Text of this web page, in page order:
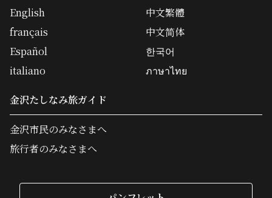
English
français
Español
italiano
中文繁體
中文简体
한국어
ภาษาไทย
金沢たしなみ旅ガイド
金沢市民のみなさまへ
旅行者のみなさまへ